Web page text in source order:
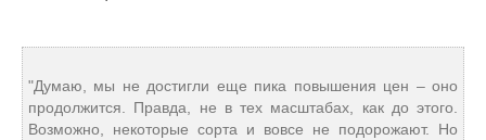
"Думаю, мы не достигли еще пика повышения цен – оно
продолжится. Правда, не в тех масштабах, как до этого.
Возможно, некоторые сорта и вовсе не подорожают. Но